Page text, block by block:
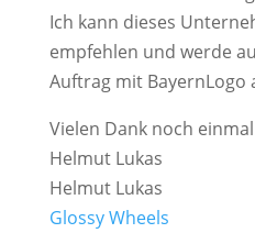
Ich kann dieses
empfehlen und werde
Auftrag mit BayernLogo
Vielen Dank noch einmal
Helmut Lukas
Helmut Lukas
Glossy Wheels